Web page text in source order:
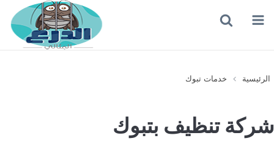
القائمة
عن الرئيسية خدمات تبوك
شركة تنظيف بتبوك